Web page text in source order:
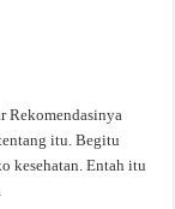
Rekomendasinya
itu. Begitu
kesehatan. Entah itu